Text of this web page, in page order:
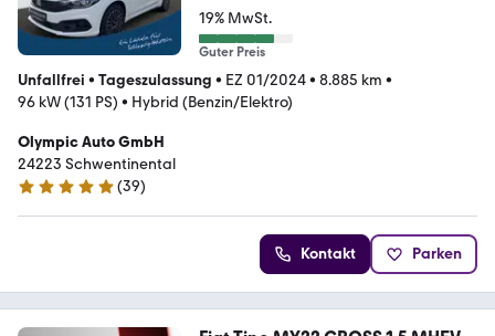
19% MwSt.
Guter Preis
Unfallfrei • Tageszulassung • EZ 01/2024• 8.885 km •
96 kW (131 PS) • Hybrid (Benzin/Elektro)
Olympic Auto GmbH
24223 Schwentinental
5 Sterne
(39)
Kontakt Parken